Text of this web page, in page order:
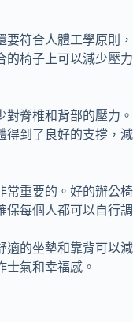
符合人體工學原則，
的椅子上可以減少壓力
脊椎和背部的壓力。
得到了良好的支撐，減
常重要的。好的辦公椅
保每個人都可以自行調
適的坐墊和靠背可以減
士氣和幸福感。